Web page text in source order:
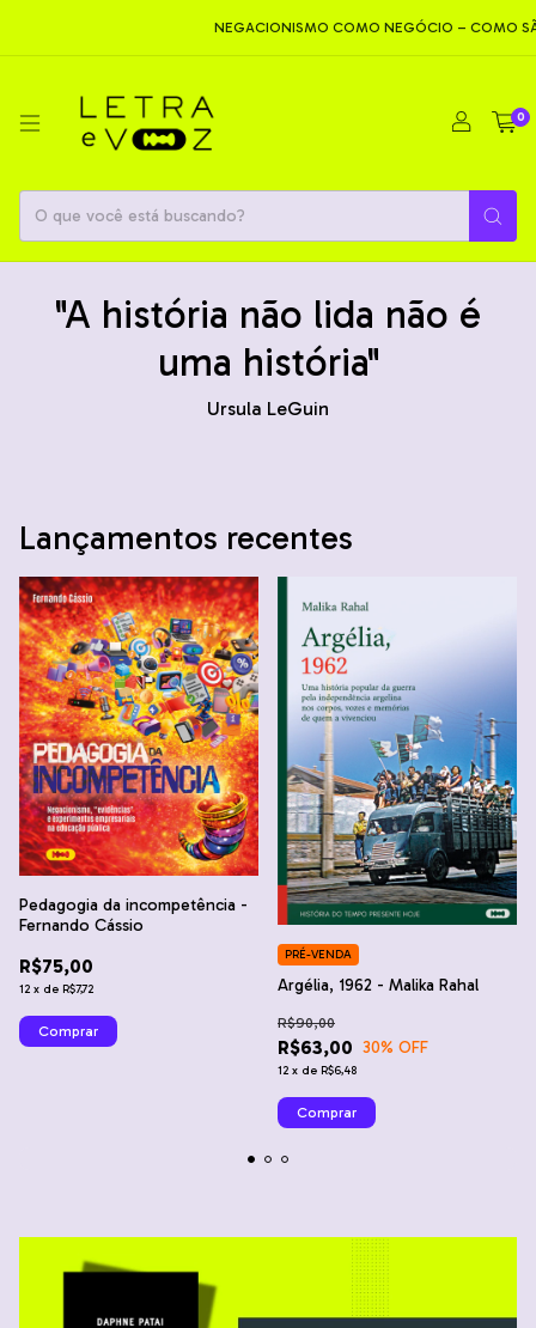
NEGACIONISMO COMO NEGÓCIO – COMO SÃO
0
"A história não lida não é
uma história"
Ursula LeGuin
Lançamentos recentes
Pedagogia da incompetência -
Fernando Cássio
R$75,00
12 x de R$7,72 Argélia, 1962 - Malika Rahal
R$63,00
R$90,00
30% OFF
12 x de R$6,48
PRÉ-VENDA